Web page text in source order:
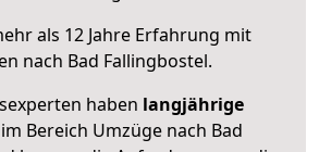
als 12 Jahre Erfahrung mit
nach Bad Fallingbostel.
haben langjährige
im Bereich Umzüge nach Bad